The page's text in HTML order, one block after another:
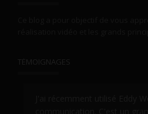
TÉMOIGNAGES